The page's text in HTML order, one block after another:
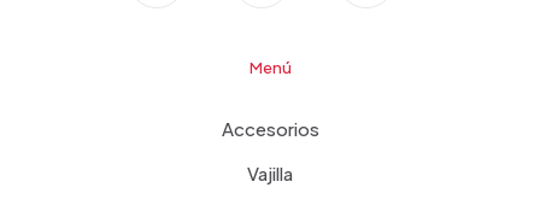
Menú
Accesorios
Vajilla